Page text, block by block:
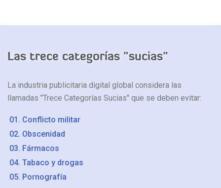
Las trece categorías "sucias"
La industria publicitaria digital global considera las
llamadas "Trece Categorías Sucias" que se deben evitar:
Conflicto militar
Obscenidad
Fármacos
Tabaco y drogas
Pornografía